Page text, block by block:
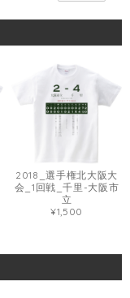
2018_選手権北大阪大
会_1回戦_千里-大阪市
立
¥1,500